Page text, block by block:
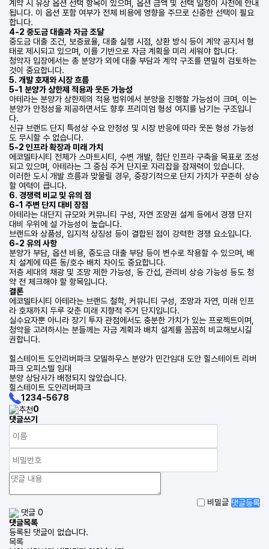
계약 시 유상 옵션 선택 항목이 있으며, 옵션 금액 및 선택 일정이 사전에 안내
됩니다. 이 옵션 포함 여부가 전체 비용에 영향을 주므로 신중한 선택이 필요
합니다.
4-2 중도금 대출과 자금 조달
중도금 대출 조건, 보증료율, 대출 실행 시점, 상환 방식 등이 계약 공지서 형
태로 제시되고 있으며, 이를 기반으로 자금 계획을 미리 세워야 합니다.
청약자 입장에서는 총 분양가 외에 대출 부담과 계약 구조를 면밀히 검토하는
것이 중요합니다.
5. 개발 호재와 시장 흐름
5-1 분양가 상한제 적용과 웃돈 가능성
아테라는 분양가 상한제의 적용 범위에서 분양을 진행할 가능성이 크며, 이는
분양가 안정성을 제공하면서도 향후 프리미엄 형성 여지를 남기는 구조입니
다.
신규 브랜드 단지 특성상 수요 안정성 및 시장 반응에 따라 웃돈 형성 가능성
도 무시할 수 없습니다.
5-2 인프라 확장과 미래 가치
에코델타시티 전체가 스마트시티, 수변 개발, 첨단 인프라 구축을 목표로 조성
되고 있으며, 아테라는 그 중심 주거 단지로 자리잡을 잠재력이 있습니다.
이러한 도시 개발 흐름과 맞물릴 경우, 중장기적으로 단지 가치가 꾸준히 상승
할 여력이 큽니다.
6. 경쟁력 비교 및 유의 점
6-1 주변 단지 대비 장점
아테라는 대단지 규모와 커뮤니티 구성, 자연 조망권 설계 등에서 경쟁 단지
대비 우위에 설 가능성이 높습니다.
브랜드와 상품성, 입지적 상징성 등이 결합된 점이 강력한 경쟁 요소입니다.
6-2 유의 사항
분양가 부담, 옵션 비용, 중도금 대출 부담 등이 변수로 작용할 수 있으며, 배
치 설계에 따른 동/호수 배치 차이도 중요합니다.
저층 세대의 채광 및 조망 제한 가능성, 동 간섭, 관리비 상승 가능성 등도 청
약 전 체크해야 할 항목입니다.
결론
에코델타시티 아테라는 브랜드 철학, 커뮤니티 구성, 조망과 자연, 미래 인프
라 호재까지 두루 갖춘 미래 지향적 주거 단지입니다.
실수요자뿐 아니라 장기 투자 관점에서도 충분한 가치가 있는 프로젝트이며,
청약을 고려하시는 분들께는 자금 계획과 배치 설계를 꼼꼼히 비교해보시길
권합니다.
힐스테이트 도안리버파크 모델하우스 분양가 민간임대 도안 힐스테이트 리버
파크 오피스텔 임대
분양 상담사가 배정되지 않았습니다.
힐스테이트 도안리버파크
1234-5678
0
댓글쓰기
비밀글 댓글등록
댓글 0
댓글목록
등록된 댓글이 없습니다.
목록